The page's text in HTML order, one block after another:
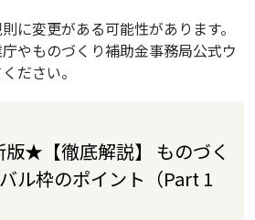
に変更がある可能性があります。
やものづくり補助金事務局公式ウ
ださい。
★【徹底解説】 ものづく
ル枠のポイント（Part 1